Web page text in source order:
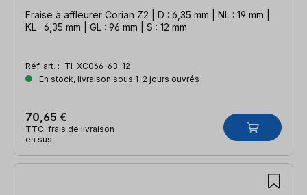
Fraise à affleurer Corian Z2 | D : 6,35 mm | NL : 19 mm |
KL : 6,35 mm | GL : 96 mm | S : 12 mm
Réf. art. : TI-XC066-63-12
En stock, livraison sous 1-2 jours ouvrés
70,65 €
TTC, frais de livraison
en sus